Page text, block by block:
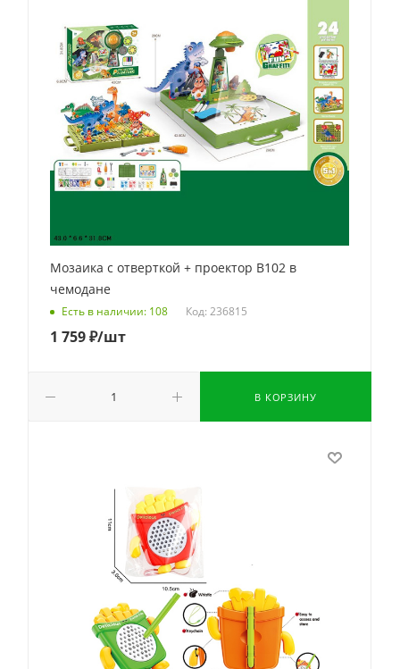
Мозаика с отверткой + проектор B102 в
чемодане
Есть в наличии: 108 Код: 236815
1 759₽/шт
В КОРЗИНУ